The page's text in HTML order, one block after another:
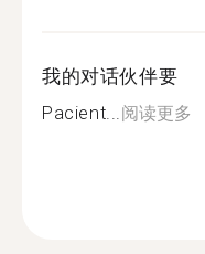
我的对话伙伴要
Pacient...阅读更多